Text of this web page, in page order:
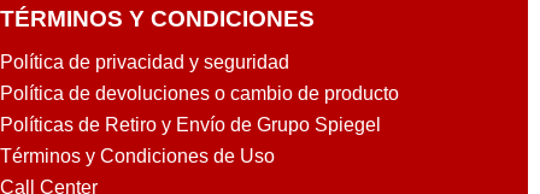
N
S
O
N
I
C
N
S
O
N
I
C
S
N
I
C
A
O
N
I
C
TÉRMINOS Y CONDICIONES
Política de privacidad y seguridad
Política de devoluciones o cambio de producto
Políticas de Retiro y Envío de Grupo Spiegel
Términos y Condiciones de Uso
Call Center